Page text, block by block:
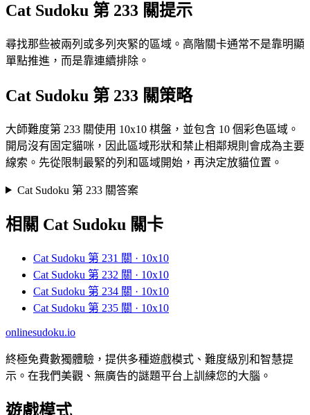
Cat Sudoku 第 233 關提示
尋找那些被兩列或多列夾緊的區域。高階關卡通常不是靠明顯
單點推進，而是靠連續排除。
Cat Sudoku 第 233 關策略
大師難度第 233 關使用 10x10 棋盤，並包含 10 個彩色區域。
開局沒有固定貓咪，因此區域形狀和禁止相鄰規則會成為主要
線索。先從限制最緊的列和區域開始，再決定放貓位置。
Cat Sudoku 第 233 關答案
相關 Cat Sudoku 關卡
Cat Sudoku 第 231 關 · 10x10
Cat Sudoku 第 232 關 · 10x10
Cat Sudoku 第 234 關 · 10x10
Cat Sudoku 第 235 關 · 10x10
onlinesudoku.io
終極免費數獨體驗，提供多種遊戲模式、難度級別和智慧提
示。在我們美觀、無廣告的謎題平台上訓練您的大腦。
遊戲模式